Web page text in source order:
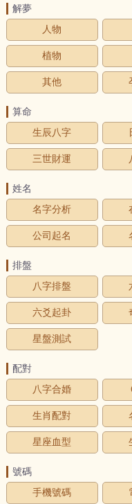
解夢
人物
植物
其他
算命
生辰八字
三世財運
姓名
名字分析
公司起名
排盤
八字排盤
六爻起卦
星盤測試
配對
八字合婚
生肖配對
星座血型
號碼
手機號碼